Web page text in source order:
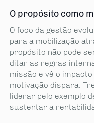
O propósito como
O foco da gestão
para a mobilização
propósito não pode
ditar as regras
missão e vê o
motivação dispara.
liderar pelo exemplo
sustentar a